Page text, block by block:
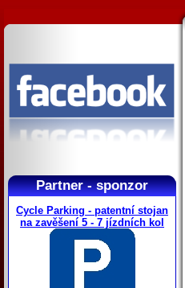
Partner - sponzor
Cycle Parking - patentní stojan
na zavěšení 5 - 7 jízdních kol